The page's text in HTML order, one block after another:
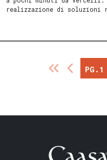
realizzazione di soluzioni